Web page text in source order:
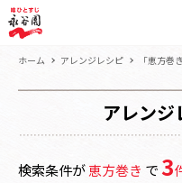
ホーム アレンジレシピ 「恵方巻
アレン
検索条件が恵方巻き で3